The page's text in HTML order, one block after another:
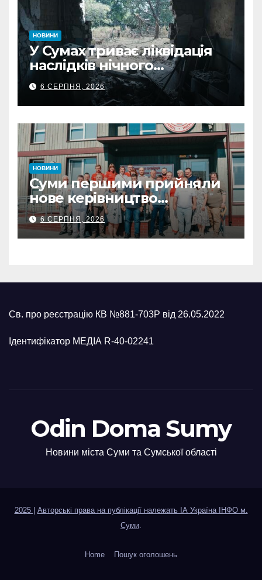
НОВИНИ
У Сумах триває ліквідація
наслідків нічного
масованого удару КАБами
6 СЕРПНЯ, 2026
НОВИНИ
Суми першими прийняли
нове керівництво
Українського Червоного
Хреста: Артем Кобзар
окреслив потреби громади
6 СЕРПНЯ, 2026
Св. про реєстрацію КВ №881-703Р від 26.05.2022
Ідентифікатор МЕДІА R-40-02241
Odin Doma Sumy
Новини міста Суми та Сумської області
2025 | Авторські права на публікації належать ІА Україна ІНФО м.
Суми
Home Пошук оголошень